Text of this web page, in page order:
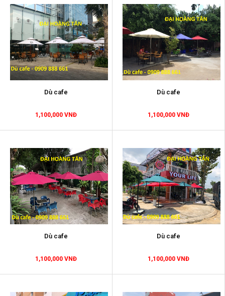
Dù cafe
1,100,000 VNĐ
Dù cafe
1,100,000 VNĐ
Dù cafe
1,100,000 VNĐ
Dù cafe
1,100,000 VNĐ